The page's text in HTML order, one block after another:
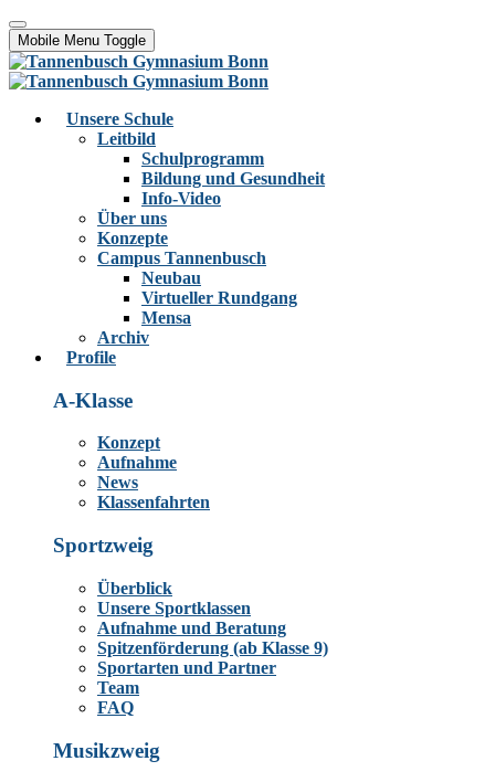
Mobile Menu Toggle
Unsere Schule
Leitbild
Schulprogramm
Bildung und Gesundheit
Info-Video
Über uns
Konzepte
Campus Tannenbusch
Neubau
Virtueller Rundgang
Mensa
Archiv
Profile
A-Klasse
Konzept
Aufnahme
News
Klassenfahrten
Sportzweig
Überblick
Unsere Sportklassen
Aufnahme und Beratung
Spitzenförderung (ab Klasse 9)
Sportarten und Partner
Team
FAQ
Musikzweig